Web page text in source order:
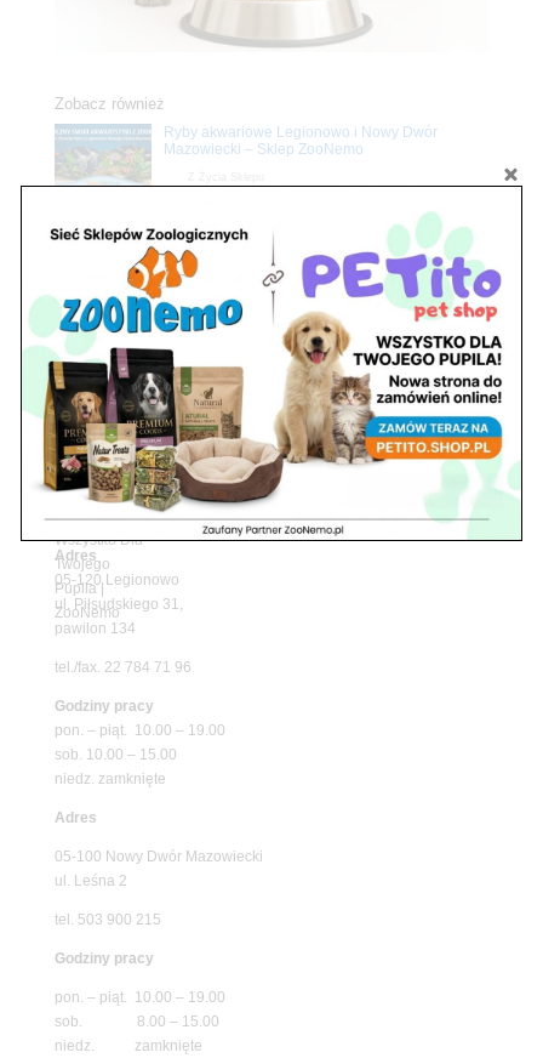
Zobacz również
Ryby akwariowe Legionowo i Nowy Dwór
Mazowiecki – Sklep ZooNemo
Z Życia Sklepu
Stwórz podwodne arcydzieło: Najpiękniejsze
rośliny akwariowe w ZooNemo – Legionowo i
Nowy Dwór Mazowiecki
Upały wracają! Zadbaj o komfort swojego pupila
z matami chłodzącymi ZooNemo
Z Życia Sklepu
Petito Pet Shop – Internetowy Sklep Zoologiczny
Online! Wszystko Dla Twojego Pupila | ZooNemo
Znajdź nas
Adres
05-120 Legionowo
ul. Piłsudskiego 31,
pawilon 134
tel./fax. 22 784 71 96
Godziny pracy
pon. – piąt. 10.00 – 19.00
sob. 10.00 – 15.00
niedz. zamknięte
Adres
05-100 Nowy Dwór Mazowiecki
ul. Leśna 2
tel. 503 900 215
Godziny pracy
pon. – piąt. 10.00 – 19.00
sob. 8.00 – 15.00
niedz. zamknięte